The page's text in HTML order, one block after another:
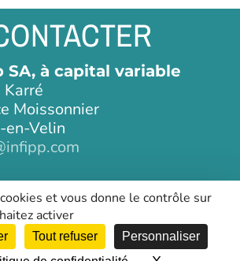
et vous donne le contrôle sur
activer
Tout refuser
Personnaliser
SA, à capital variable
Moissonnier
en-Velin
91 70